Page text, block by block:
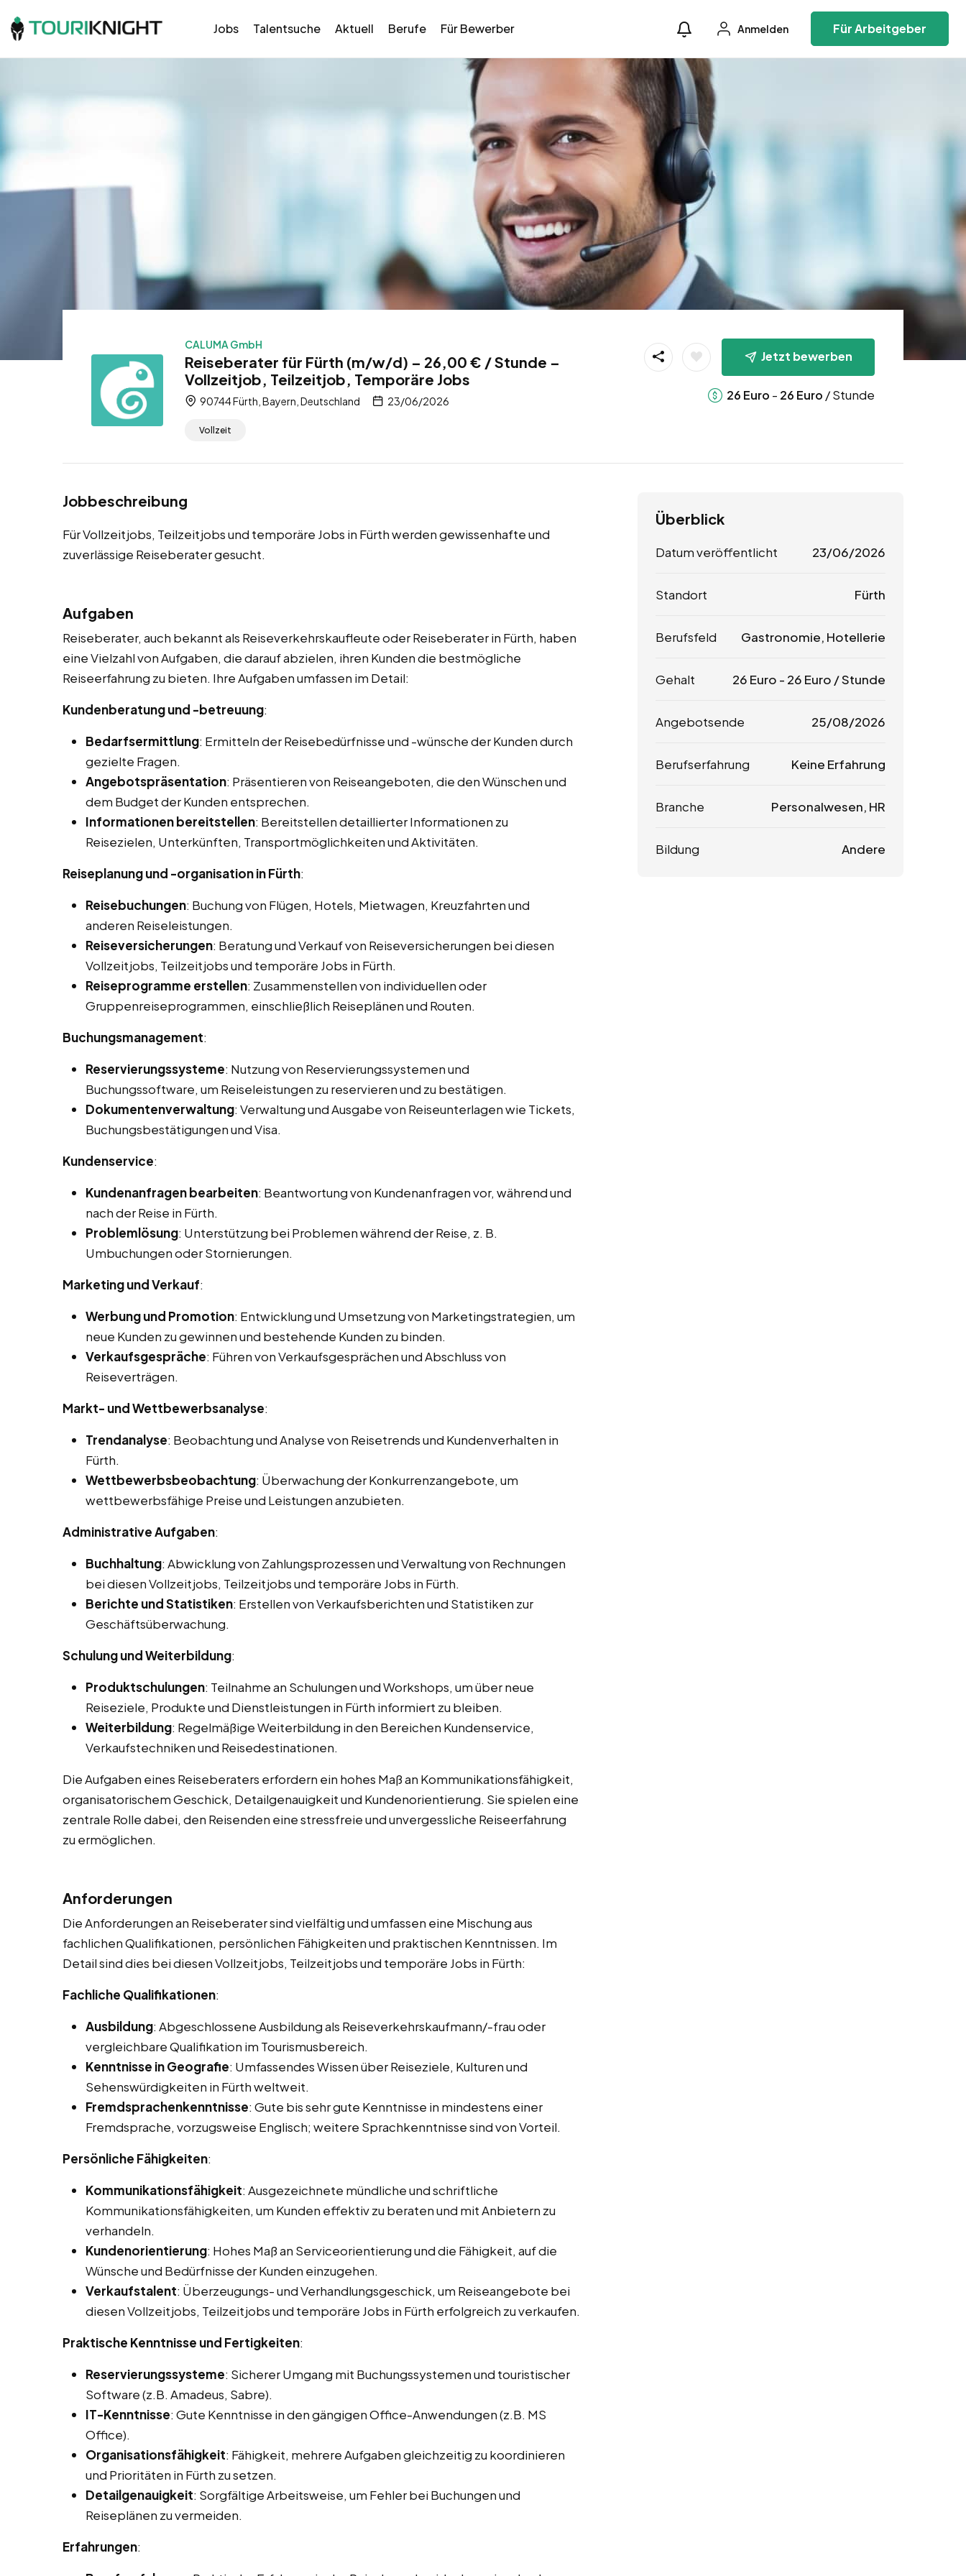
Jobs Talentsuche Aktuell Berufe Für Bewerber Anmelden Für Arbeitgeber
CALUMA GmbH
Reiseberater für Fürth (m/w/d) – 26,00 € / Stunde –
Vollzeitjob, Teilzeitjob, Temporäre Jobs
90744 Fürth, Bayern, Deutschland 23/06/2026
Vollzeit
Jetzt bewerben
26 Euro - 26 Euro / Stunde
Jobbeschreibung
Für Vollzeitjobs, Teilzeitjobs und temporäre Jobs in Fürth werden gewissenhafte und
zuverlässige Reiseberater gesucht.
Aufgaben
Reiseberater, auch bekannt als Reiseverkehrskaufleute oder Reiseberater in Fürth, haben
eine Vielzahl von Aufgaben, die darauf abzielen, ihren Kunden die bestmögliche
Reiseerfahrung zu bieten. Ihre Aufgaben umfassen im Detail:
Kundenberatung und -betreuung:
Bedarfsermittlung: Ermitteln der Reisebedürfnisse und -wünsche der Kunden durch
gezielte Fragen.
Angebotspräsentation: Präsentieren von Reiseangeboten, die den Wünschen und
dem Budget der Kunden entsprechen.
Informationen bereitstellen: Bereitstellen detaillierter Informationen zu
Reisezielen, Unterkünften, Transportmöglichkeiten und Aktivitäten.
Reiseplanung und -organisation in Fürth:
Reisebuchungen: Buchung von Flügen, Hotels, Mietwagen, Kreuzfahrten und
anderen Reiseleistungen.
Reiseversicherungen: Beratung und Verkauf von Reiseversicherungen bei diesen
Vollzeitjobs, Teilzeitjobs und temporäre Jobs in Fürth.
Reiseprogramme erstellen: Zusammenstellen von individuellen oder
Gruppenreiseprogrammen, einschließlich Reiseplänen und Routen.
Buchungsmanagement:
Reservierungssysteme: Nutzung von Reservierungssystemen und
Buchungssoftware, um Reiseleistungen zu reservieren und zu bestätigen.
Dokumentenverwaltung: Verwaltung und Ausgabe von Reiseunterlagen wie Tickets,
Buchungsbestätigungen und Visa.
Kundenservice:
Kundenanfragen bearbeiten: Beantwortung von Kundenanfragen vor, während und
nach der Reise in Fürth.
Problemlösung: Unterstützung bei Problemen während der Reise, z. B.
Umbuchungen oder Stornierungen.
Marketing und Verkauf:
Werbung und Promotion: Entwicklung und Umsetzung von Marketingstrategien, um
neue Kunden zu gewinnen und bestehende Kunden zu binden.
Verkaufsgespräche: Führen von Verkaufsgesprächen und Abschluss von
Reiseverträgen.
Markt- und Wettbewerbsanalyse:
Trendanalyse: Beobachtung und Analyse von Reisetrends und Kundenverhalten in
Fürth.
Wettbewerbsbeobachtung: Überwachung der Konkurrenzangebote, um
wettbewerbsfähige Preise und Leistungen anzubieten.
Administrative Aufgaben:
Buchhaltung: Abwicklung von Zahlungsprozessen und Verwaltung von Rechnungen
bei diesen Vollzeitjobs, Teilzeitjobs und temporäre Jobs in Fürth.
Berichte und Statistiken: Erstellen von Verkaufsberichten und Statistiken zur
Geschäftsüberwachung.
Schulung und Weiterbildung:
Produktschulungen: Teilnahme an Schulungen und Workshops, um über neue
Reiseziele, Produkte und Dienstleistungen in Fürth informiert zu bleiben.
Weiterbildung: Regelmäßige Weiterbildung in den Bereichen Kundenservice,
Verkaufstechniken und Reisedestinationen.
Die Aufgaben eines Reiseberaters erfordern ein hohes Maß an Kommunikationsfähigkeit,
organisatorischem Geschick, Detailgenauigkeit und Kundenorientierung. Sie spielen eine
zentrale Rolle dabei, den Reisenden eine stressfreie und unvergessliche Reiseerfahrung
zu ermöglichen.
Anforderungen
Die Anforderungen an Reiseberater sind vielfältig und umfassen eine Mischung aus
fachlichen Qualifikationen, persönlichen Fähigkeiten und praktischen Kenntnissen. Im
Detail sind dies bei diesen Vollzeitjobs, Teilzeitjobs und temporäre Jobs in Fürth:
Fachliche Qualifikationen:
Ausbildung: Abgeschlossene Ausbildung als Reiseverkehrskaufmann/-frau oder
vergleichbare Qualifikation im Tourismusbereich.
Kenntnisse in Geografie: Umfassendes Wissen über Reiseziele, Kulturen und
Sehenswürdigkeiten in Fürth weltweit.
Fremdsprachenkenntnisse: Gute bis sehr gute Kenntnisse in mindestens einer
Fremdsprache, vorzugsweise Englisch; weitere Sprachkenntnisse sind von Vorteil.
Persönliche Fähigkeiten:
Kommunikationsfähigkeit: Ausgezeichnete mündliche und schriftliche
Kommunikationsfähigkeiten, um Kunden effektiv zu beraten und mit Anbietern zu
verhandeln.
Kundenorientierung: Hohes Maß an Serviceorientierung und die Fähigkeit, auf die
Wünsche und Bedürfnisse der Kunden einzugehen.
Verkaufstalent: Überzeugungs- und Verhandlungsgeschick, um Reiseangebote bei
diesen Vollzeitjobs, Teilzeitjobs und temporäre Jobs in Fürth erfolgreich zu verkaufen.
Praktische Kenntnisse und Fertigkeiten:
Reservierungssysteme: Sicherer Umgang mit Buchungssystemen und touristischer
Software (z.B. Amadeus, Sabre).
IT-Kenntnisse: Gute Kenntnisse in den gängigen Office-Anwendungen (z.B. MS
Office).
Organisationsfähigkeit: Fähigkeit, mehrere Aufgaben gleichzeitig zu koordinieren
und Prioritäten in Fürth zu setzen.
Detailgenauigkeit: Sorgfältige Arbeitsweise, um Fehler bei Buchungen und
Reiseplänen zu vermeiden.
Erfahrungen:
Überblick
Datum veröffentlicht 23/06/2026
Standort Fürth
Berufsfeld Gastronomie, Hotellerie
Gehalt 26 Euro - 26 Euro / Stunde
Angebotsende 25/08/2026
Berufserfahrung Keine Erfahrung
Branche Personalwesen, HR
Bildung Andere